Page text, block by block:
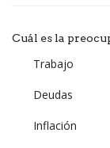
Cuál es la
Trabajo
Deudas
Inflación